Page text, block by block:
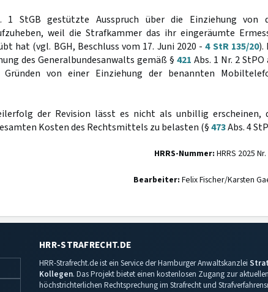
1 StGB gestützte Ausspruch über die Einziehung von
weil die Strafkammer das ihr eingeräumte
hat (vgl. BGH, Beschluss vom 17. Juni 2020 -4 StR 135/20).
des Generalbundesanwalts gemäß §421 Abs. 1 Nr. 2 StPO
Gründen von einer Einziehung der benannten
der Revision lässt es nicht als unbillig erscheinen,
Kosten des Rechtsmittels zu belasten (§473Abs. 4
HRRS-Nummer: HRRS 2025
Bearbeiter: Felix Fischer/Karsten
HRR-STRAFRECHT.DE
HRR-Strafrecht.de ist ein Service der Hamburger Anwaltskanzlei
Kollegen. Das Projekt bietet einen kostenlosen Zugang zur aktuellen
höchstrichterlichen Rechtsprechung im Strafrecht und